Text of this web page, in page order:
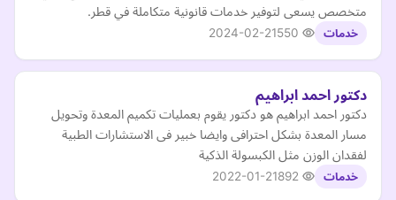
متخصص يسعى لتوفير خدمات قانونية متكاملة في قطر.
خدمات 2024-02-21
دكتور احمد ابراهيم
دكتور احمد ابراهيم هو دكتور يقوم بعمليات تكميم المعدة وتحويل
مسار المعدة بشكل احترافى وايضا خبير فى الاستشارات الطبية
لفقدان الوزن مثل الكبسولة الذكية
خدمات 2022-01-21